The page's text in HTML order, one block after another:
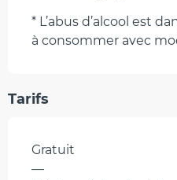
* L’abus d’alcool est
à consommer avec
Tarifs
Gratuit
—